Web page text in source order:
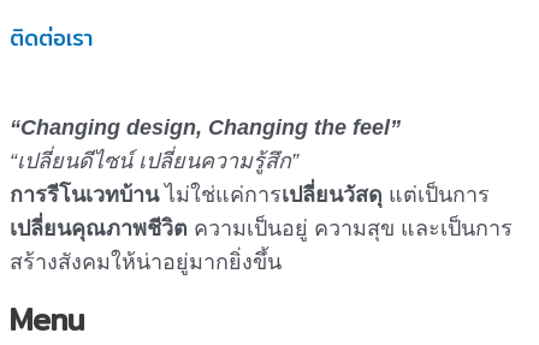
ติดต่อเรา
“Changing design, Changing the feel”
“เปลี่ยนดีไซน์ เปลี่ยนความรู้สึก”
การรีโนเวทบ้านไม่ใช่แค่การเปลี่ยนวัสดุ แต่เป็นการ
เปลี่ยนคุณภาพชีวิต ความเป็นอยู่ ความสุข และเป็นการ
สร้างสังคมให้น่าอยู่มากยิ่งขึ้น
Menu